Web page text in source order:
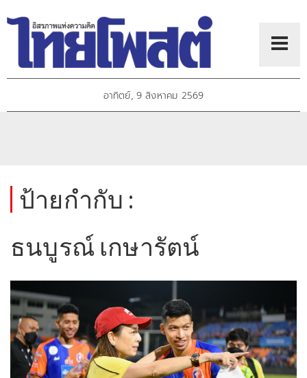
อาทิตย์, 9 สิงหาคม 2569
ป้ายกำกับ :
ธนบูรณ์ เกษารัตน์